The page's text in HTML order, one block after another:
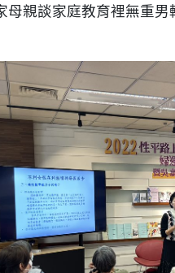
母親談家庭教育裡無重男